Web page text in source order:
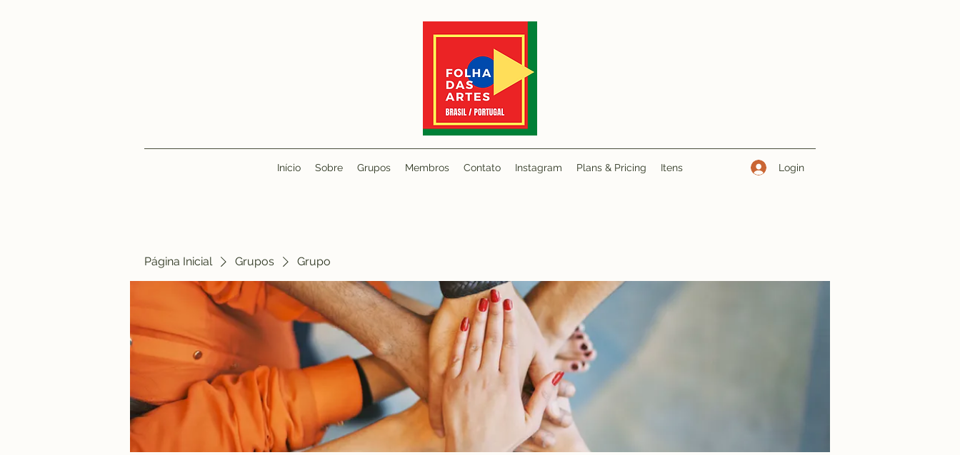
Início Sobre Grupos Membros Contato Instagram Plans & Pricing Itens Login
Página Inicial Grupos Grupo